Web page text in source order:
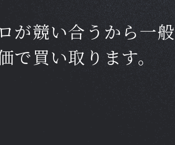
が競い合うから一
で買い取ります。